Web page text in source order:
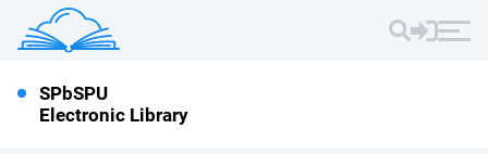
SPbSPU
Electronic Library